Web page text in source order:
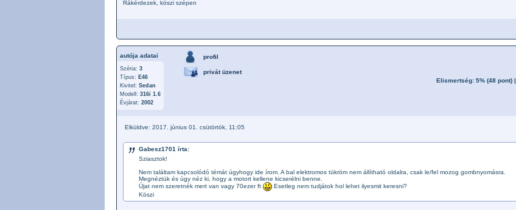
Rákérdezek, köszi szépen
autója adatai
Széria: 3
Típus: E46
Kivitel: Sedan
Modell: 316i 1.6
Évjárat: 2002
profil
privát üzenet
Elismertség: 5% (48 pont) |
Elküldve: 2017. június 01. csütörtök, 11:05
Gabesz1701 írta:
Sziasztok!
Nem találtam kapcsolódó témát úgyhogy ide írom. A bal elektromos tükröm nem állítható oldalra, csak le/fel mozog gombnyomásra.
Megnéztük és úgy néz ki, hogy a motort kellene kicserélni benne.
Újat nem szeretnék mert van vagy 70ezer ft
Esetleg nem tudjátok hol lehet ilyesmit keresni?
Köszi